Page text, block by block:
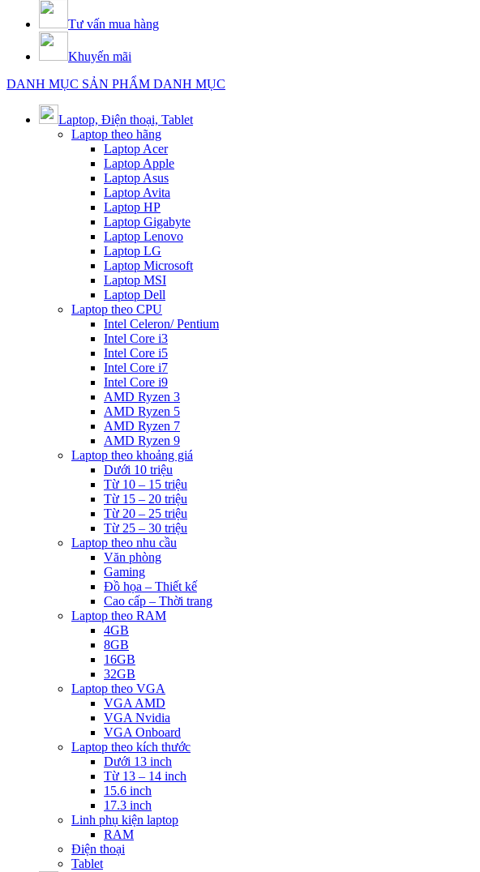
Tư vấn mua hàng
Khuyến mãi
DANH MỤC SẢN PHẨM DANH MỤC
Laptop, Điện thoại, Tablet
Laptop theo hãng
Laptop Acer
Laptop Apple
Laptop Asus
Laptop Avita
Laptop HP
Laptop Gigabyte
Laptop Lenovo
Laptop LG
Laptop Microsoft
Laptop MSI
Laptop Dell
Laptop theo CPU
Intel Celeron/ Pentium
Intel Core i3
Intel Core i5
Intel Core i7
Intel Core i9
AMD Ryzen 3
AMD Ryzen 5
AMD Ryzen 7
AMD Ryzen 9
Laptop theo khoảng giá
Dưới 10 triệu
Từ 10 – 15 triệu
Từ 15 – 20 triệu
Từ 20 – 25 triệu
Từ 25 – 30 triệu
Laptop theo nhu cầu
Văn phòng
Gaming
Đồ họa – Thiết kế
Cao cấp – Thời trang
Laptop theo RAM
4GB
8GB
16GB
32GB
Laptop theo VGA
VGA AMD
VGA Nvidia
VGA Onboard
Laptop theo kích thước
Dưới 13 inch
Từ 13 – 14 inch
15.6 inch
17.3 inch
Linh phụ kiện laptop
RAM
Điện thoại
Tablet